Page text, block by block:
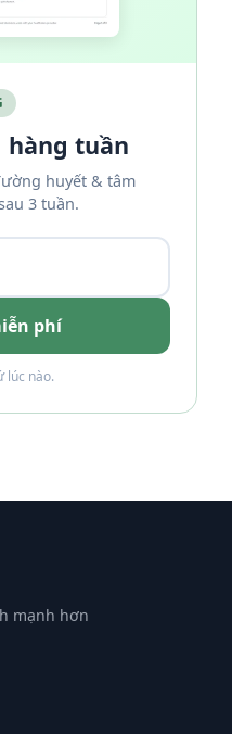
hàng tuần
huyết & tâm
3 tuần.
phí
lúc nào.
mạnh hơn